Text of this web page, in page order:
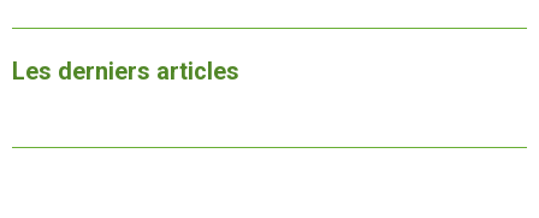
Les derniers articles